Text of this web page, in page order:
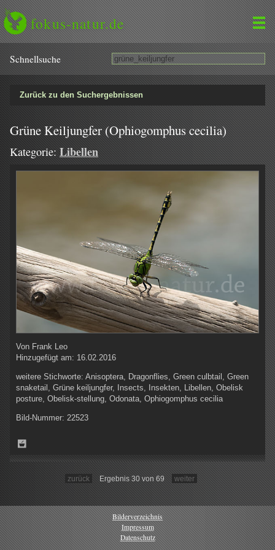
fokus-natur.de
Schnell­suche
Zurück zu den Suchergebnissen
Grüne Keiljungfer (Ophiogomphus cecilia)
Kategorie: Libellen
Von Frank Leo
Hinzugefügt am: 16.02.2016
weitere Stichworte: Anisoptera, Dragonflies, Green culbtail, Green
snaketail, Grüne keiljungfer, Insects, Insekten, Libellen, Obelisk
posture, Obelisk-stellung, Odonata, Ophiogomphus cecilia
Bild-Nummer: 22523
zurück Ergebnis 30 von 69 weiter
Bilderverzeichnis
Impressum
Datenschutz